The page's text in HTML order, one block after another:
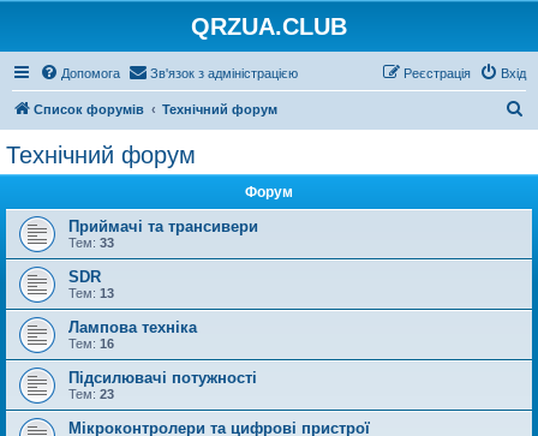
QRZUA.CLUB
Допомога Зв'язок з адміністрацією Вхід
Реєстрація
Список форумів Технічний форум
Технічний форум
Форум
Приймачі та трансивери
Тем: 33
SDR
Тем: 13
Лампова техніка
Тем: 16
Підсилювачі потужності
Тем: 23
Мікроконтролери та цифрові пристрої